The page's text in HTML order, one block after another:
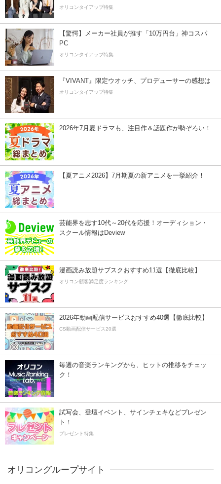
オリコンタイアップ特集
【驚愕】メーカー社員が推す「10万円台」神コスパ
PC
オリコンタイアップ特集
『VIVANT』限定ウオッチ、プロデューサーの感想は
オリコンタイアップ特集
2026年7月夏ドラマも、注目作＆話題作が勢ぞろい！
【夏アニメ2026】7月期夏の新アニメを一挙紹介！
芸能界を志す10代～20代を応援！オーディション・
スクール情報はDeview
漫画読み放題サブスクおすすめ11選【徹底比較】
オリコン顧客満足度ランキング
2026年動画配信サービスおすすめ40選【徹底比較】
CS動画配信サービス20選
毎週の音楽ランキングから、ヒットの推移をチェッ
ク！
試写会、登壇イベント、サインチェキなどプレゼン
ト！
プレゼント特集
オリコングループサイト